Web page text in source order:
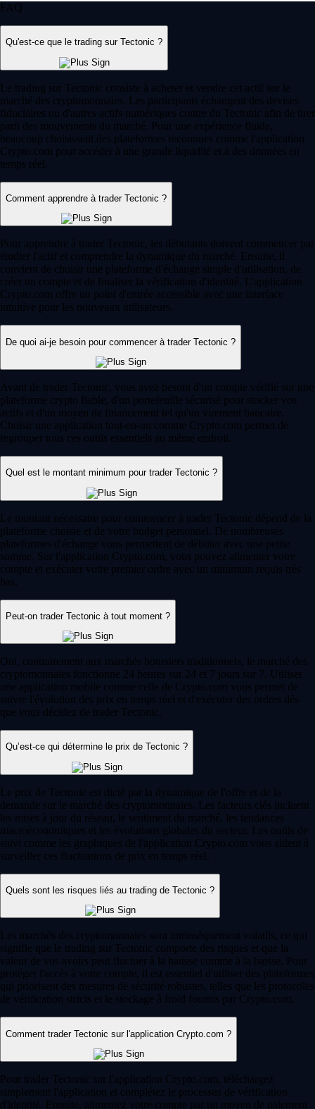
FAQ
Qu'est-ce que le trading sur Tectonic ?
Le trading sur Tectonic consiste à acheter et vendre cet actif sur le
marché des cryptomonnaies. Les participants échangent des devises
fiduciaires ou d'autres actifs numériques contre du Tectonic afin de tirer
parti des mouvements du marché. Pour une expérience fluide,
beaucoup choisissent des plateformes reconnues comme l'application
Crypto.com pour accéder à une grande liquidité et à des données en
temps réel.
Comment apprendre à trader Tectonic ?
Pour apprendre à trader Tectonic, les débutants doivent commencer par
étudier l'actif et comprendre la dynamique du marché. Ensuite, il
convient de choisir une plateforme d'échange simple d'utilisation, de
créer un compte et de finaliser la vérification d'identité. L'application
Crypto.com offre un point d'entrée accessible avec une interface
intuitive pour les nouveaux utilisateurs.
De quoi ai-je besoin pour commencer à trader Tectonic ?
Avant de trader Tectonic, vous avez besoin d'un compte vérifié sur une
plateforme crypto fiable, d'un portefeuille sécurisé pour stocker vos
actifs et d'un moyen de financement tel qu'un virement bancaire.
Choisir une application tout-en-un comme Crypto.com permet de
regrouper tous ces outils essentiels au même endroit.
Quel est le montant minimum pour trader Tectonic ?
Le montant nécessaire pour commencer à trader Tectonic dépend de la
plateforme choisie et de votre budget personnel. De nombreuses
plateformes d'échange vous permettent de débuter avec une petite
somme. Sur l'application Crypto.com, vous pouvez alimenter votre
compte et exécuter votre premier ordre avec un minimum requis très
bas.
Peut-on trader Tectonic à tout moment ?
Oui, contrairement aux marchés boursiers traditionnels, le marché des
cryptomonnaies fonctionne 24 heures sur 24 et 7 jours sur 7. Utiliser
une application mobile comme celle de Crypto.com vous permet de
suivre l'évolution des prix en temps réel et d'exécuter des ordres dès
que vous décidez de trader Tectonic.
Qu’est-ce qui détermine le prix de Tectonic ?
Le prix de Tectonic est dicté par la dynamique de l'offre et de la
demande sur le marché des cryptomonnaies. Les facteurs clés incluent
les mises à jour du réseau, le sentiment du marché, les tendances
macroéconomiques et les évolutions globales du secteur. Les outils de
suivi comme les graphiques de l'application Crypto.com vous aident à
surveiller ces fluctuations de prix en temps réel.
Quels sont les risques liés au trading de Tectonic ?
Les marchés des cryptomonnaies sont intrinsèquement volatils, ce qui
signifie que le trading sur Tectonic comporte des risques et que la
valeur de vos avoirs peut fluctuer à la hausse comme à la baisse. Pour
protéger l'accès à votre compte, il est essentiel d'utiliser des plateformes
qui priorisent des mesures de sécurité robustes, telles que les protocoles
de vérification stricts et le stockage à froid fournis par Crypto.com.
Comment trader Tectonic sur l'application Crypto.com ?
Pour trader Tectonic sur l'application Crypto.com, téléchargez
simplement l'application et complétez le processus de vérification
d'identité. Ensuite, alimentez votre compte par un moyen de paiement